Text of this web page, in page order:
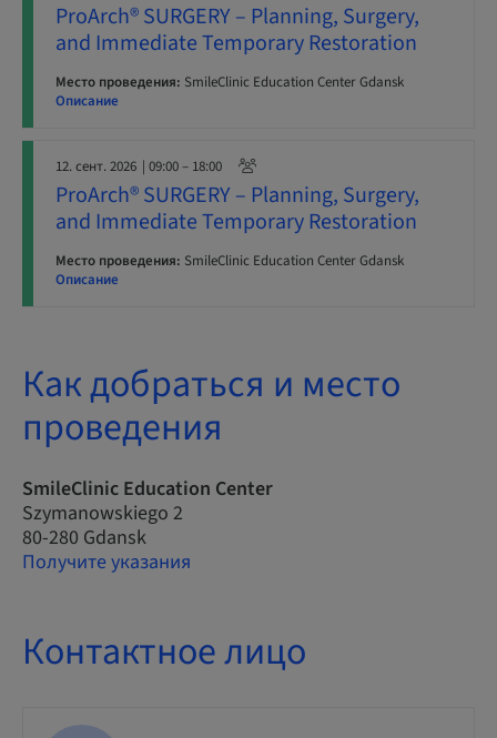
ProArch® SURGERY – Planning, Surgery,
and Immediate Temporary Restoration
Место проведения: SmileClinic Education Center Gdansk
Описание
12. сент. 2026 | 09:00 – 18:00
ProArch® SURGERY – Planning, Surgery,
and Immediate Temporary Restoration
Место проведения: SmileClinic Education Center Gdansk
Описание
Как добраться и место
проведения
SmileClinic Education Center
Szymanowskiego 2
80-280 Gdansk
Получите указания
Контактное лицо